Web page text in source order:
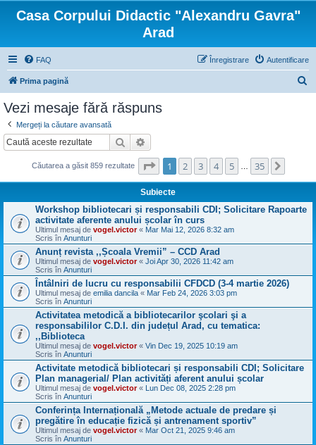
Casa Corpului Didactic "Alexandru Gavra"
Arad
FAQ Autentificare
Înregistrare
Prima pagină
e
Vezi mesaje fără răspuns
Mergeți la căutare avansată
Căutare
Căutarea a găsit 859 rezultate Pagina1 din 35
1 2 3 4 5 35
Subiecte
Workshop bibliotecari și responsabili CDI; Solicitare Rapoarte
activitate aferente anului școlar în curs
Ultimul mesaj de vogel.victor« Mar Mai 12, 2026 8:32 am
Scris în Anunturi
Anunț revista ,,Școala Vremii” – CCD Arad
Ultimul mesaj de vogel.victor« Joi Apr 30, 2026 11:42 am
Scris în Anunturi
Întâlniri de lucru cu responsabilii CFDCD (3-4 martie 2026)
Ultimul mesaj de emilia dancila « Mar Feb 24, 2026 3:03 pm
Scris în Anunturi
Activitatea metodică a bibliotecarilor şcolari şi a
responsabililor C.D.I. din județul Arad, cu tematica:
,,Biblioteca
Ultimul mesaj de vogel.victor« Vin Dec 19, 2025 10:19 am
Scris în Anunturi
Activitate metodică bibliotecari și responsabili CDI; Solicitare
Plan managerial/ Plan activități aferent anului școlar
Ultimul mesaj de vogel.victor« Lun Dec 08, 2025 2:28 pm
Scris în Anunturi
Conferința Internațională „Metode actuale de predare și
pregătire în educație fizică și antrenament sportiv”
Ultimul mesaj de vogel.victor« Mar Oct 21, 2025 9:46 am
Scris în Anunturi